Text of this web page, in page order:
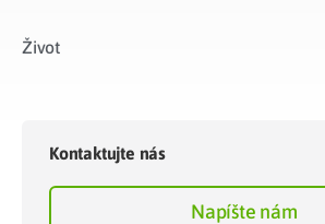
Život​
Kontaktujte nás
Napíšte nám